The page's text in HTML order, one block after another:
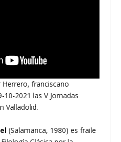
franciscano
2021 las V Jornadas
Valladolid.
(Salamanca, 1980) es fraile